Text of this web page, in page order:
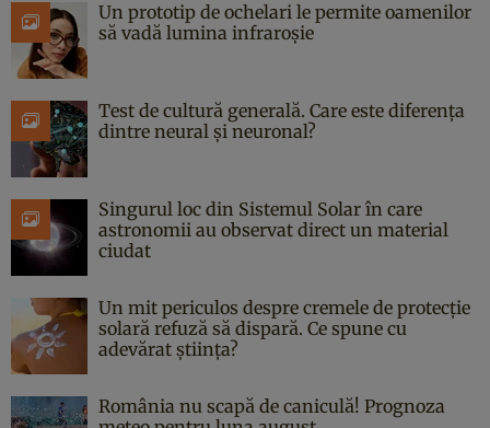
Un prototip de ochelari le permite oamenilor
să vadă lumina infraroșie
Test de cultură generală. Care este diferența
dintre neural și neuronal?
Singurul loc din Sistemul Solar în care
astronomii au observat direct un material
ciudat
Un mit periculos despre cremele de protecție
solară refuză să dispară. Ce spune cu
adevărat știința?
România nu scapă de caniculă! Prognoza